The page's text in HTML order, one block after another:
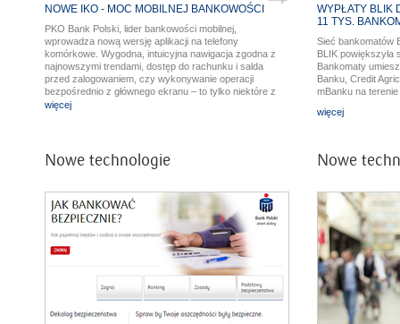
NOWE IKO - MOC MOBILNEJ BANKOWOŚCI
PKO Bank Polski, lider bankowości mobilnej,
wprowadza nową wersję aplikacji na telefony
komórkowe. Wygodna, intuicyjna nawigacja zgodna z
najnowszymi trendami, dostęp do rachunku i salda
przed zalogowaniem, czy wykonywanie operacji
bezpośrednio z głównego ekranu – to tylko niektóre z
jej zalet. Użytkownicy IKO zyskują dostęp do pełnej
więcej
WYPŁATY BLIK
11 TYS.
Sieć bankomatów
BLIK powiększyła
Bankomaty
Banku, Credit
mBanku na terenie
więcej
Nowe technologie Nowe